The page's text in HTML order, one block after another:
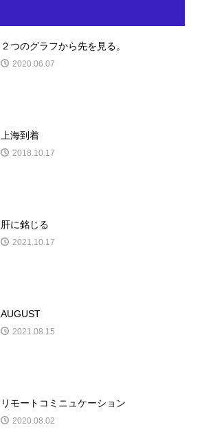
２つのグラフから先を見る。
2020.06.07
上海到着
2018.10.17
肝に銘じる
2021.10.17
AUGUST
2021.08.15
リモートコミニュケーション
2020.08.02